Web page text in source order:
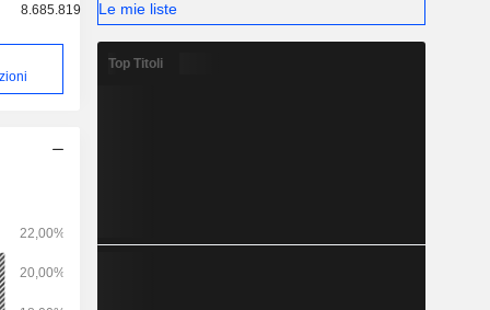
8.685.819 Le mie liste
Top Titoli